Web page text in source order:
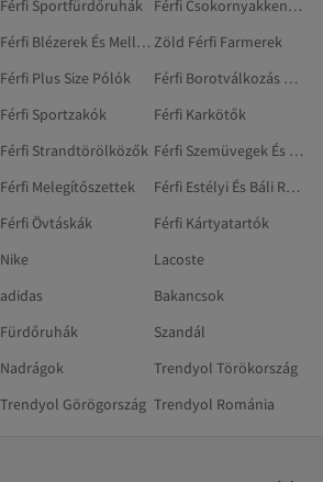
Férfi Sportfürdőruhák
Férfi Csokornyakkendők
Férfi Blézerek És Mellények Zöld Férfi Farmerek
Férfi Plus Size Pólók
Férfi Borotválkozás Gyantázás Szőrtelenítés
Férfi Sportzakók
Férfi Karkötők
Férfi Strandtörölközők
Férfi Szemüvegek És Szemüveg-kiegészítők
Férfi Melegítőszettek
Férfi Estélyi És Báli Ruhák
Férfi Övtáskák
Férfi Kártyatartók
Nike
Lacoste
adidas
Bakancsok
Fürdőruhák
Szandál
Nadrágok
Trendyol Törökország
Trendyol Görögország Trendyol Románia